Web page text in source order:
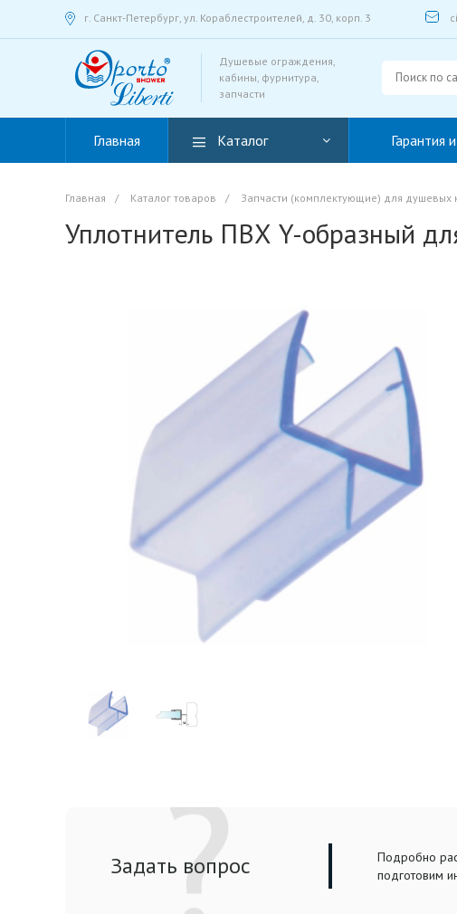
г. Санкт-Петербург, ул. Кораблестроителей, д. 30, корп. 3
Душевые ограждения,
кабины, фурнитура,
запчасти
Главная Каталог Гарантия
Главная / Каталог товаров / Запчасти (комплектующие) для душевых
Уплотнитель ПВХ Y-образный
Задать вопрос
Подробно
подготовим